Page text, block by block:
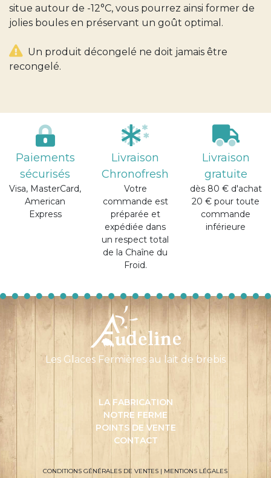
situe autour de -12°C, vous pourrez ainsi former de
jolies boules en préservant un goût optimal.
Un produit décongelé ne doit jamais être
recongelé.
Paiements
sécurisés
Visa, MasterCard,
American
Express
Livraison
Chronofresh
Votre
commande est
préparée et
expédiée dans
un respect total
de la Chaîne du
Froid.
Livraison
gratuite
dès 80 € d'achat
20 € pour toute
commande
inférieure
Les Glaces Fermières au lait de brebis
LA FABRICATION
NOTRE FERME
POINTS DE VENTE
CONTACT
CONDITIONS GÉNÉRALES DE VENTES | MENTIONS LÉGALES